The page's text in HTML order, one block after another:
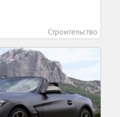
Строительство